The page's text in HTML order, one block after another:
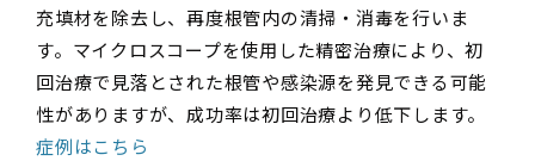
充填材を除去し、再度根管内の清掃・消毒を行いま
す。マイクロスコープを使用した精密治療により、初
回治療で見落とされた根管や感染源を発見できる可能
性がありますが、成功率は初回治療より低下します。
症例はこちら